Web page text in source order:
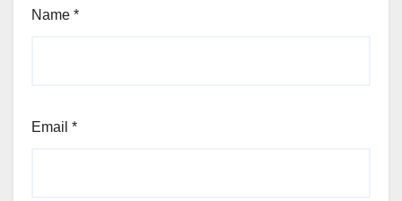
Name *
Email *